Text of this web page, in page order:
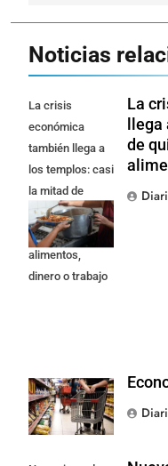
Noticias
La crisis
económica
también llega a
los templos: casi
la mitad de
quienes buscan
ayuda pide
alimentos,
dinero o trabajo
La
de